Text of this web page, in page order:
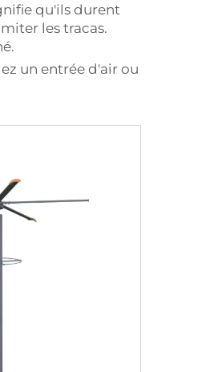
qu'ils durent
les tracas.
un entrée d'air ou